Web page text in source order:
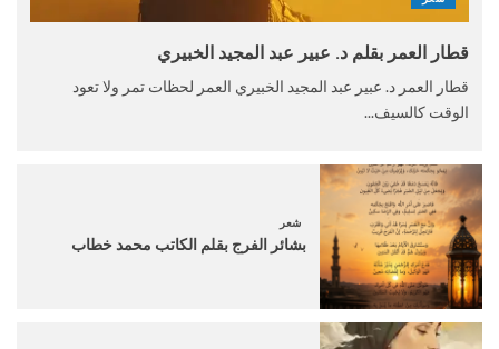
قطار العمر بقلم د. عبير عبد المجيد الخبيري
قطار العمر د. عبير عبد المجيد الخبيري العمر لحظات تمر ولا تعود
الوقت كالسيف...
شعر
بشائر الفرج بقلم الكاتب محمد خطاب